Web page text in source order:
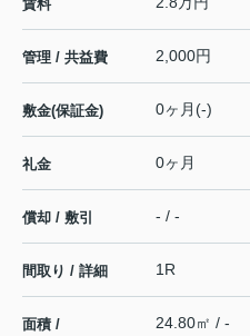
賃料
管理 / 共益費 2,000円
敷金(保証金) 0ヶ月(-)
礼金 0ヶ月
償却 / 敷引 - / -
間取り / 詳細 1R
面積 /
24.80㎡ / -